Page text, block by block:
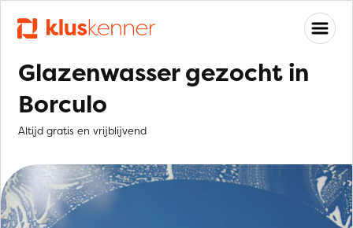
Glazenwasser gezocht in
Borculo
Altijd gratis en vrijblijvend